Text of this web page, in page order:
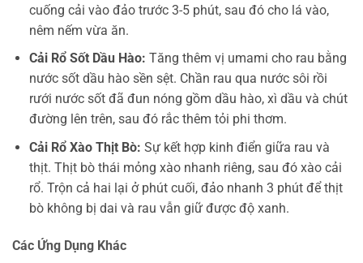
cuống cải vào đảo trước 3-5 phút, sau đó cho lá vào,
nêm nếm vừa ăn.
Cải Rổ Sốt Dầu Hào: Tăng thêm vị umami cho rau bằng
nước sốt dầu hào sền sệt. Chần rau qua nước sôi rồi
rưới nước sốt đã đun nóng gồm dầu hào, xì dầu và chút
đường lên trên, sau đó rắc thêm tỏi phi thơm.
Cải Rổ Xào Thịt Bò: Sự kết hợp kinh điển giữa rau và
thịt. Thịt bò thái mỏng xào nhanh riêng, sau đó xào cải
rổ. Trộn cả hai lại ở phút cuối, đảo nhanh 3 phút để thịt
bò không bị dai và rau vẫn giữ được độ xanh.
Các Ứng Dụng Khác